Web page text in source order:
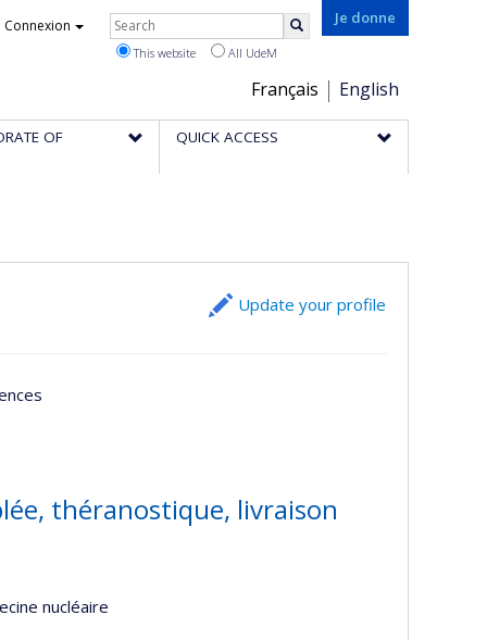
Je donne
Choix
de
la
Français English
Connexion Rechercher
This website All UdeM
OF QUICK ACCESS
Update your profile
théranostique, livraison
nucléaire